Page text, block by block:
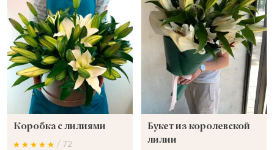
Коробка с лилиями
/ 72
Букет из королевской
лилии